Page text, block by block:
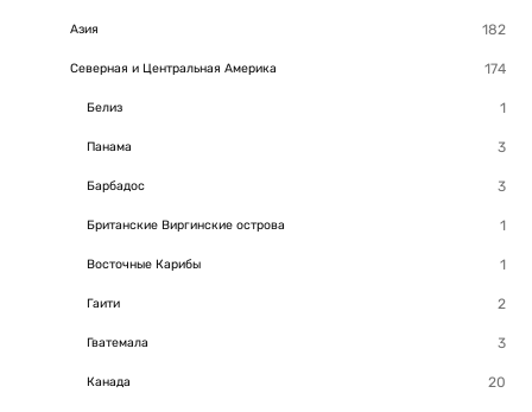
Азия
Северная и Центральная Америка
Белиз
Панама
Барбадос
Британские Виргинские острова
Восточные Карибы
Гаити
Гватемала
Канада